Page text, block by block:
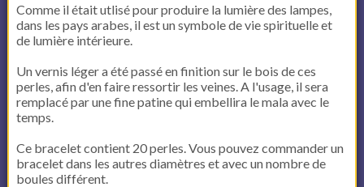
Comme il était utlisé pour produire la lumière des lampes,
dans les pays arabes, il est un symbole de vie spirituelle et
de lumière intérieure.
Un vernis léger a été passé en finition sur le bois de ces
perles, afin d'en faire ressortir les veines. A l'usage, il sera
remplacé par une fine patine qui embellira le mala avec le
temps.
Ce bracelet contient 20 perles. Vous pouvez commander un
bracelet dans les autres diamètres et avec un nombre de
boules différent.